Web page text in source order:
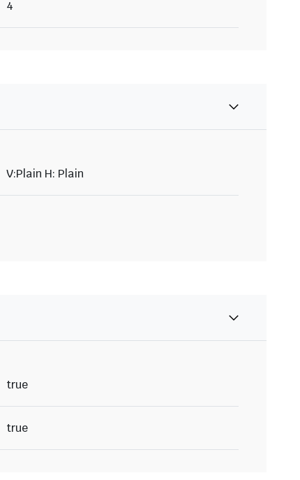
4
V:Plain H: Plain
true
true